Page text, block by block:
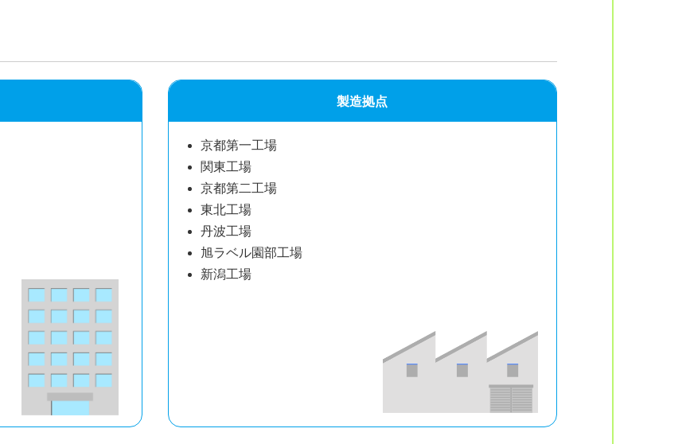
製造拠点
京都第一工場
関東工場
京都第二工場
東北工場
丹波工場
旭ラベル園部工場
新潟工場